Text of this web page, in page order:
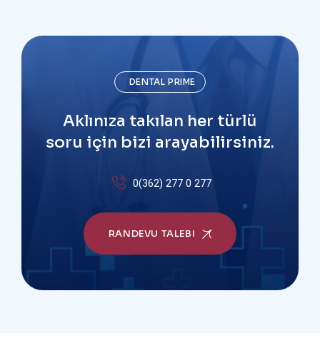
DENTAL PRIME
Aklınıza takılan her türlü
soru için bizi arayabilirsiniz.
0(362) 277 0 277
RANDEVU TALEBI